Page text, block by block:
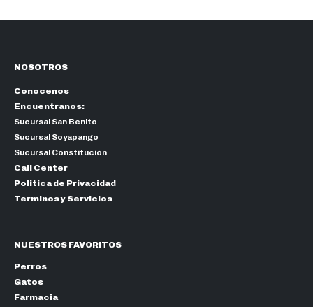
NOSOTROS
Conocenos
Encuentranos:
Sucursal San Benito
Sucursal Soyapango
Sucursal Constitución
Call Center
Politica de Privacidad
Terminos y Servicios
NUESTROS FAVORITOS
Perros
Gatos
Farmacia